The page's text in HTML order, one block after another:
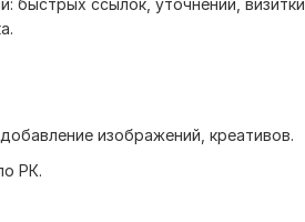
быстрых ссылок, уточнений, визитки,
изображений, креативов.
РК.